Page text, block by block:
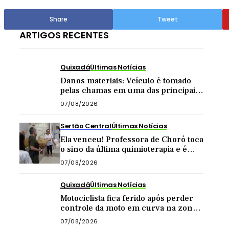
Share Tweet
ARTIGOS RECENTES
QuixadáÚltimas Notícias
Danos materiais: Veículo é tomado
pelas chamas em uma das principais
vias de Quixadá
07/08/2026
Sertão CentralÚltimas Notícias
Ela venceu! Professora de Choró toca
o sino da última quimioterapia e é
recebida com carreata
07/08/2026
QuixadáÚltimas Notícias
Motociclista fica ferido após perder
controle da moto em curva na zona
rural de Quixadá
07/08/2026